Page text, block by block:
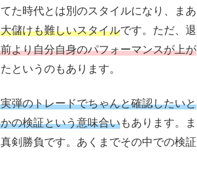
た時代とは別のスタイルになり、まあ
儲けも難しいスタイルです。ただ、退
より自分自身のパフォーマンスが上が
というのもあります。
弾のトレードでちゃんと確認したいと
の検証という意味合いもあります。ま
剣勝負です。あくまでその中での検証